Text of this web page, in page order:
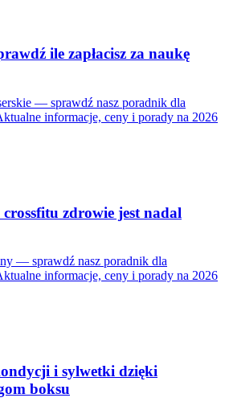
ile zapłacisz za naukę
— sprawdź nasz poradnik dla
informacje, ceny i porady na 2026
zdrowie jest nadal
— sprawdź nasz poradnik dla
informacje, ceny i porady na 2026
i sylwetki dzięki
boksu